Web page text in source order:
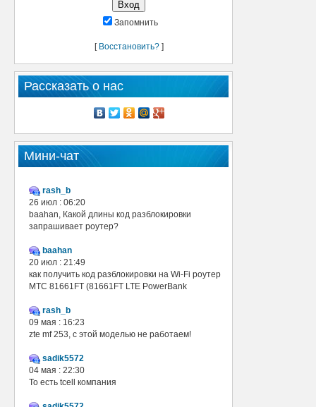
Запомнить
[ Восстановить?]
Рассказать о нас
Мини-чат
rash_b
26 июл : 06:20
baahan, Какой длины код разблокировки
запрашивает роутер?
baahan
20 июл : 21:49
как получить код разблокировки на Wi-Fi роутер
МТС 81661FT (81661FT LTE PowerBank
rash_b
09 мая : 16:23
zte mf 253, с этой моделью не работаем!
sadik5572
04 мая : 22:30
То есть tcell компания